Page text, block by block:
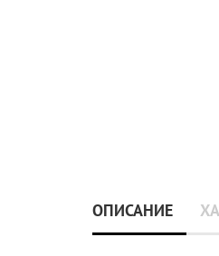
ОПИСАНИЕ